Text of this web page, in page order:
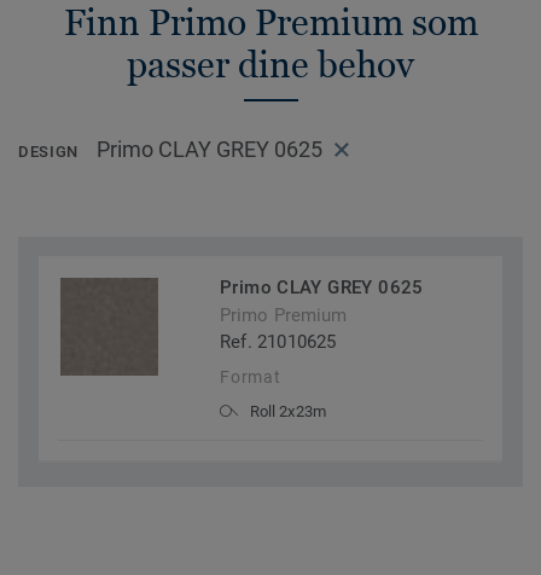
Finn Primo Premium som
passer dine behov
DESIGN Primo CLAY GREY 0625
Primo CLAY GREY 0625
Primo Premium
Ref. 21010625
Format
Roll 2x23m